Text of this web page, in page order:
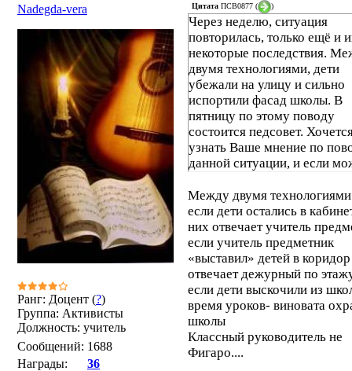
Nadegda-vera
Ранг: Доцент (?)
Группа: Активисты
Должность: учитель
Сообщений: 1688
Награды:
36
Цитата ПСВ0877 ( )
Через неделю, ситуация
повторилась, только ещё и
некоторые последствия.
двумя технологиями, дети
убежали на улицу и сильно
испортили фасад школы. В
пятницу по этому поводу
состоится педсовет.
узнать Ваше мнение по
данной ситуации, и если
которых содержится
по поводу ответственности
поведение учеников на
Между двумя
если дети остались в
них отвечает учитель
если учитель предметник
«выставил» детей в
отвечает дежурный по
если дети выскочили из
время уроков- виновата
школы
Классный руководитель не
Фигаро....